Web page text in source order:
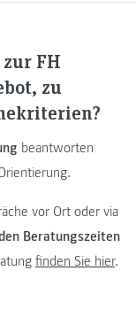
FH
zu
beantworten
vor Ort oder via
Beratungszeiten
finden Sie hier.